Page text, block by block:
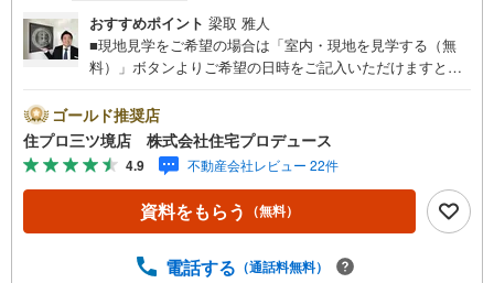
おすすめポイント 梁取 雅人
■現地見学をご希望の場合は「室内・現地を見学する（無
料）」ボタンよりご希望の日時をご記入いただけますとス
座間市エリアに強い！ 住プロは、大和市・綾瀬市・座間市
エリアの不動産売買専門会社です！最新物件情報や当社限
定で販売する物件情報も多数ございますので、お気軽にお
問合せ下さい！ -------------- 弊社独自の住宅ローン提案シス
テム 弊社ではファイナンシャル専門スタッフによる【丁寧
な資金アドバイス】【ファイナンシャルプラン提案書の作
【定年時の住宅ローン残高】【住宅購入者だけが加入でき
ゴールド推奨店
住プロ三ツ境店 株式会社住宅プロデュース
4.9 不動産会社レビュー 22件
資料をもらう （無料）
電話する （通話料無料）